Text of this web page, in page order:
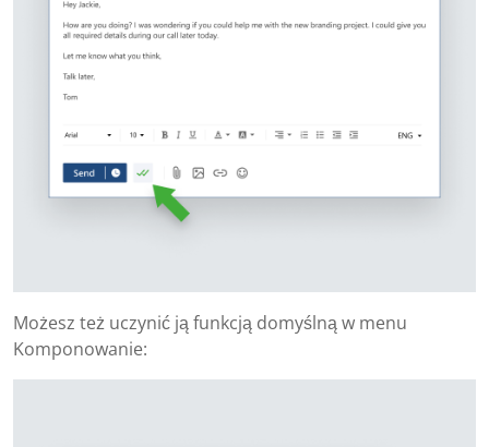
Możesz też uczynić ją funkcją domyślną w menu
Komponowanie: